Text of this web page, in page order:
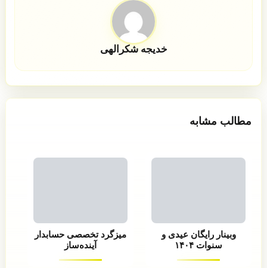
خدیجه شکرالهی
مطالب مشابه
وبینار رایگان عیدی و
سنوات ۱۴۰۴
میزگرد تخصصی حسابدار
آینده‌ساز